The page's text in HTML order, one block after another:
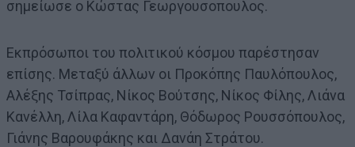
σημείωσε ο Κώστας Γεωργουσοπουλος.
Εκπρόσωποι του πολιτικού κόσμου παρέστησαν
επίσης. Μεταξύ άλλων οι Προκόπης Παυλόπουλος,
Αλέξης Τσίπρας, Νίκος Βούτσης, Νίκος Φίλης, Λιάνα
Κανέλλη, Λίλα Καφαντάρη, Θόδωρος Ρουσσόπουλος,
Γιάνης Βαρουφάκης και Δανάη Στράτου.